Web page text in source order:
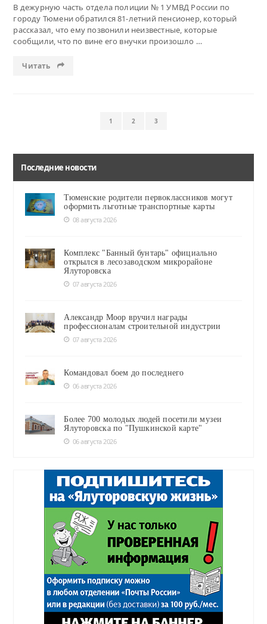
В дежурную часть отдела полиции № 1 УМВД России по
городу Тюмени обратился 81-летний пенсионер, который
рассказал, что ему позвонили неизвестные, которые
сообщили, что по вине его внучки произошло …
Читать
1 2 3
Последние новости
Тюменские родители первоклассников могут
оформить льготные транспортные карты
08 августа 2026
Комплекс "Банный бунтарь" официально
открылся в лесозаводском микрорайоне
Ялуторовска
07 августа 2026
Александр Моор вручил награды
профессионалам строительной индустрии
07 августа 2026
Командовал боем до последнего
06 августа 2026
Более 700 молодых людей посетили музеи
Ялуторовска по "Пушкинской карте"
06 августа 2026